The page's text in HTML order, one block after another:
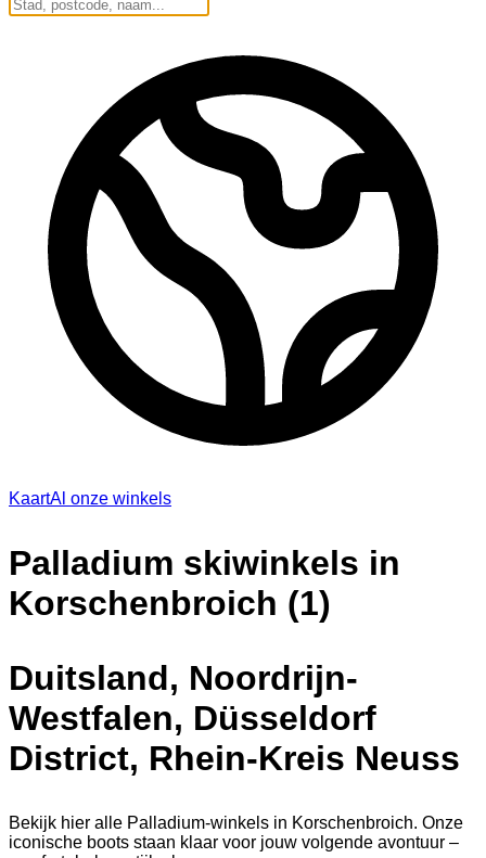
KaartAl onze winkels
Palladium skiwinkels in
Korschenbroich (1)
Duitsland, Noordrijn-
Westfalen, Düsseldorf
District, Rhein-Kreis Neuss
Bekijk hier alle Palladium-winkels in Korschenbroich. Onze
iconische boots staan klaar voor jouw volgende avontuur –